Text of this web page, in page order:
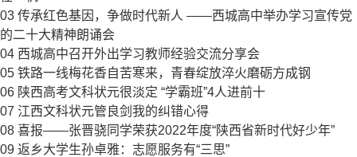
03 传承红色基因，争做时代新人 ——西城高中举办学习宣传党
的二十大精神朗诵会
04 西城高中召开外出学习教师经验交流分享会
05 铁路一线梅花香自苦寒来，青春绽放淬火磨砺方成钢
06 陕西高考文科状元很淡定 “学霸班”4人进前十
07 江西文科状元管良剑我的纠错心得
08 喜报——张晋骁同学荣获2022年度“陕西省新时代好少年”
09 返乡大学生孙卓雅：志愿服务有“三思”